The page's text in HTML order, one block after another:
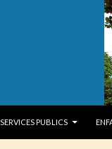
SERVICES PUBLICS